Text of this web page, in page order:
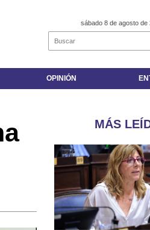
sábado 8 de agosto de
OPINIÓN
MÁS